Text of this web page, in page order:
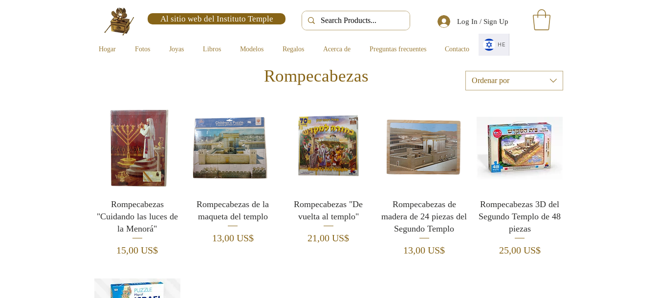
Al sitio web del Instituto Temple Log In / Sign Up
Hogar Fotos Joyas Libros Modelos Regalos Acerca de Preguntas frecuentes Contacto
HE
Ordenar por
Rompecabezas
"Cuidando las luces de
la Menorá"
Precio
15,00 US$
Rompecabezas de la
maqueta del templo
Precio
13,00 US$
Rompecabezas "De
vuelta al templo"
Precio
21,00 US$
Rompecabezas de
madera de 24 piezas del
Segundo Templo
Precio
13,00 US$
Rompecabezas 3D del
Segundo Templo de 48
piezas
Precio
25,00 US$
Rompecabezas